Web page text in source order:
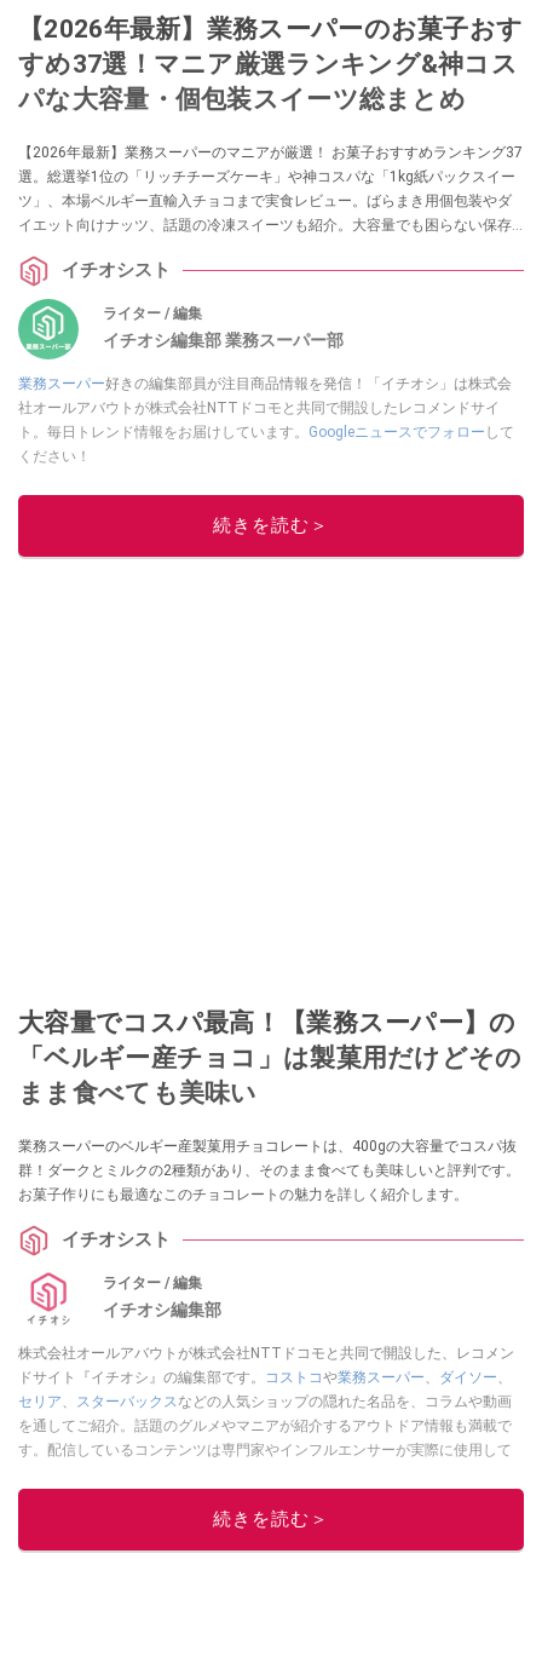
【2026年最新】業務スーパーのお菓子おす
すめ37選！マニア厳選ランキング&神コス
パな大容量・個包装スイーツ総まとめ
【2026年最新】業務スーパーのマニアが厳選！ お菓子おすすめランキング37
選。総選挙1位の「リッチチーズケーキ」や神コスパな「1kg紙パックスイー
ツ」、本場ベルギー直輸入チョコまで実食レビュー。ばらまき用個包装やダ
イエット向けナッツ、話題の冷凍スイーツも紹介。大容量でも困らない保存
しない業スーお菓子選びの決定版です。
イチオシスト
ライター / 編集
イチオシ編集部 業務スーパー部
業務スーパー好きの編集部員が注目商品情報を発信！「イチオシ」は株式会
社オールアバウトが株式会社NTTドコモと共同で開設したレコメンドサイ
ト。毎日トレンド情報をお届けしています。 Googleニュースでフォロー して
ください！
このイチオシストの他の記事を読む
続きを読む＞
大容量でコスパ最高！【業務スーパー】の
「ベルギー産チョコ」は製菓用だけどその
まま食べても美味い
業務スーパーのベルギー産製菓用チョコレートは、400gの大容量でコスパ抜
群！ダークとミルクの2種類があり、そのまま食べても美味しいと評判です。
お菓子作りにも最適なこのチョコレートの魅力を詳しく紹介します。
イチオシスト
ライター / 編集
イチオシ編集部
株式会社オールアバウトが株式会社NTTドコモと共同で開設した、レコメン
ドサイト『イチオシ』の編集部です。
コストコや業務スーパー ダイソー
セリア
スターバックス などの人気ショップの隠れた名品を、コラムや動画
を通してご紹介。話題のグルメやマニアが紹介するアウトドア情報も満載で
す。配信しているコンテンツは専門家やインフルエンサーが実際に使用して
ニュースでフォロー
続きを読む＞